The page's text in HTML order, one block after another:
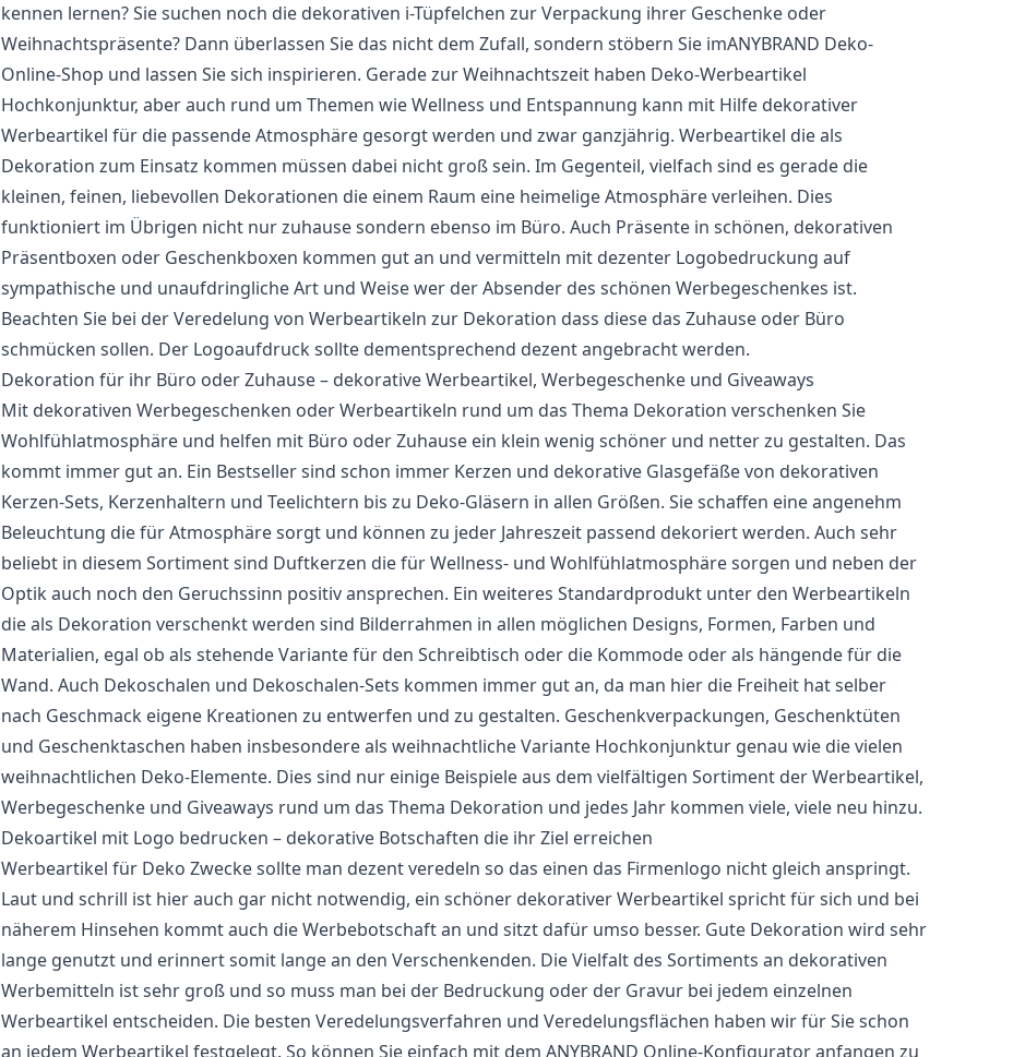
kennen lernen? Sie suchen noch die dekorativen i-Tüpfelchen zur Verpackung ihrer Geschenke oder
Weihnachtspräsente? Dann überlassen Sie das nicht dem Zufall, sondern stöbern Sie imANYBRAND Deko-
Online-Shop und lassen Sie sich inspirieren. Gerade zur Weihnachtszeit haben Deko-Werbeartikel
Hochkonjunktur, aber auch rund um Themen wie Wellness und Entspannung kann mit Hilfe dekorativer
Werbeartikel für die passende Atmosphäre gesorgt werden und zwar ganzjährig. Werbeartikel die als
Dekoration zum Einsatz kommen müssen dabei nicht groß sein. Im Gegenteil, vielfach sind es gerade die
kleinen, feinen, liebevollen Dekorationen die einem Raum eine heimelige Atmosphäre verleihen. Dies
funktioniert im Übrigen nicht nur zuhause sondern ebenso im Büro. Auch Präsente in schönen, dekorativen
Präsentboxen oder Geschenkboxen kommen gut an und vermitteln mit dezenter Logobedruckung auf
sympathische und unaufdringliche Art und Weise wer der Absender des schönen Werbegeschenkes ist.
Beachten Sie bei der Veredelung von Werbeartikeln zur Dekoration dass diese das Zuhause oder Büro
schmücken sollen. Der Logoaufdruck sollte dementsprechend dezent angebracht werden.
Dekoration für ihr Büro oder Zuhause – dekorative Werbeartikel, Werbegeschenke und Giveaways
Mit dekorativen Werbegeschenken oder Werbeartikeln rund um das Thema Dekoration verschenken Sie
Wohlfühlatmosphäre und helfen mit Büro oder Zuhause ein klein wenig schöner und netter zu gestalten. Das
kommt immer gut an. Ein Bestseller sind schon immer Kerzen und dekorative Glasgefäße von dekorativen
Kerzen-Sets, Kerzenhaltern und Teelichtern bis zu Deko-Gläsern in allen Größen. Sie schaffen eine angenehm
Beleuchtung die für Atmosphäre sorgt und können zu jeder Jahreszeit passend dekoriert werden. Auch sehr
beliebt in diesem Sortiment sind Duftkerzen die für Wellness- und Wohlfühlatmosphäre sorgen und neben der
Optik auch noch den Geruchssinn positiv ansprechen. Ein weiteres Standardprodukt unter den Werbeartikeln
die als Dekoration verschenkt werden sind Bilderrahmen in allen möglichen Designs, Formen, Farben und
Materialien, egal ob als stehende Variante für den Schreibtisch oder die Kommode oder als hängende für die
Wand. Auch Dekoschalen und Dekoschalen-Sets kommen immer gut an, da man hier die Freiheit hat selber
nach Geschmack eigene Kreationen zu entwerfen und zu gestalten. Geschenkverpackungen, Geschenktüten
und Geschenktaschen haben insbesondere als weihnachtliche Variante Hochkonjunktur genau wie die vielen
weihnachtlichen Deko-Elemente. Dies sind nur einige Beispiele aus dem vielfältigen Sortiment der Werbeartikel,
Werbegeschenke und Giveaways rund um das Thema Dekoration und jedes Jahr kommen viele, viele neu hinzu.
Dekoartikel mit Logo bedrucken – dekorative Botschaften die ihr Ziel erreichen
Werbeartikel für Deko Zwecke sollte man dezent veredeln so das einen das Firmenlogo nicht gleich anspringt.
Laut und schrill ist hier auch gar nicht notwendig, ein schöner dekorativer Werbeartikel spricht für sich und bei
näherem Hinsehen kommt auch die Werbebotschaft an und sitzt dafür umso besser. Gute Dekoration wird sehr
lange genutzt und erinnert somit lange an den Verschenkenden. Die Vielfalt des Sortiments an dekorativen
Werbemitteln ist sehr groß und so muss man bei der Bedruckung oder der Gravur bei jedem einzelnen
Werbeartikel entscheiden. Die besten Veredelungsverfahren und Veredelungsflächen haben wir für Sie schon
an jedem Werbeartikel festgelegt. So können Sie einfach mit dem ANYBRAND Online-Konfigurator anfangen zu